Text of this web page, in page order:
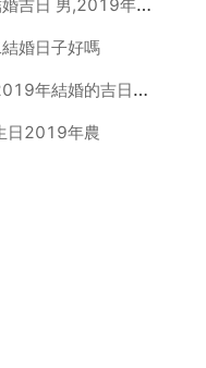
婚日子好嗎
男方屬鼠女方屬牛請問2019年結婚的吉日謝謝
日2019年農